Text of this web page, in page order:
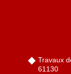
Travaux
61130